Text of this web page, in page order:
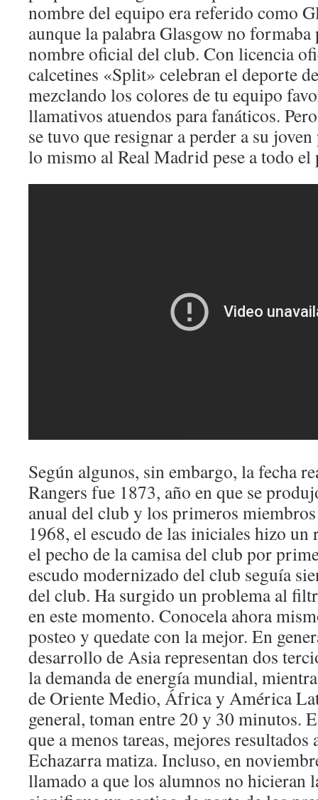
nombre del equipo era referido como
aunque la palabra Glasgow no
nombre oficial del club. Con licencia
calcetines «Split» celebran el deporte
mezclando los colores de tu equipo
llamativos atuendos para fanáticos.
se tuvo que resignar a perder a su
lo mismo al Real Madrid pese a todo
Según algunos, sin embargo, la fecha
Rangers fue 1873, año en que se
anual del club y los primeros
1968, el escudo de las iniciales hizo un
el pecho de la camisa del club por
escudo modernizado del club seguía
del club. Ha surgido un problema al
en este momento. Conocela ahora
posteo y quedate con la mejor. En
desarrollo de Asia representan dos
la demanda de energía mundial,
de Oriente Medio, África y América
general, toman entre 20 y 30 minutos.
que a menos tareas, mejores resultados
Echazarra matiza. Incluso, en
llamado a que los alumnos no hicieran